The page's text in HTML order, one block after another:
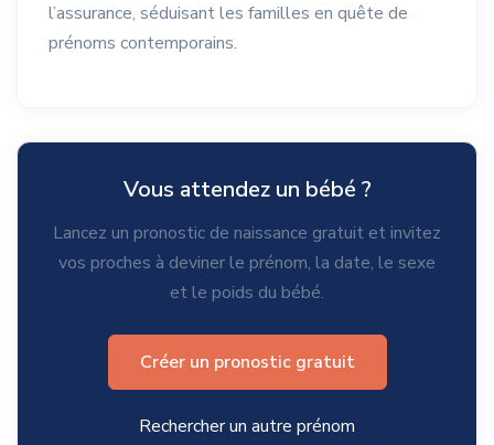
l’assurance, séduisant les familles en quête de
prénoms contemporains.
Vous attendez un bébé ?
Lancez un pronostic de naissance gratuit et invitez
vos proches à deviner le prénom, la date, le sexe
et le poids du bébé.
Créer un pronostic gratuit
Rechercher un autre prénom